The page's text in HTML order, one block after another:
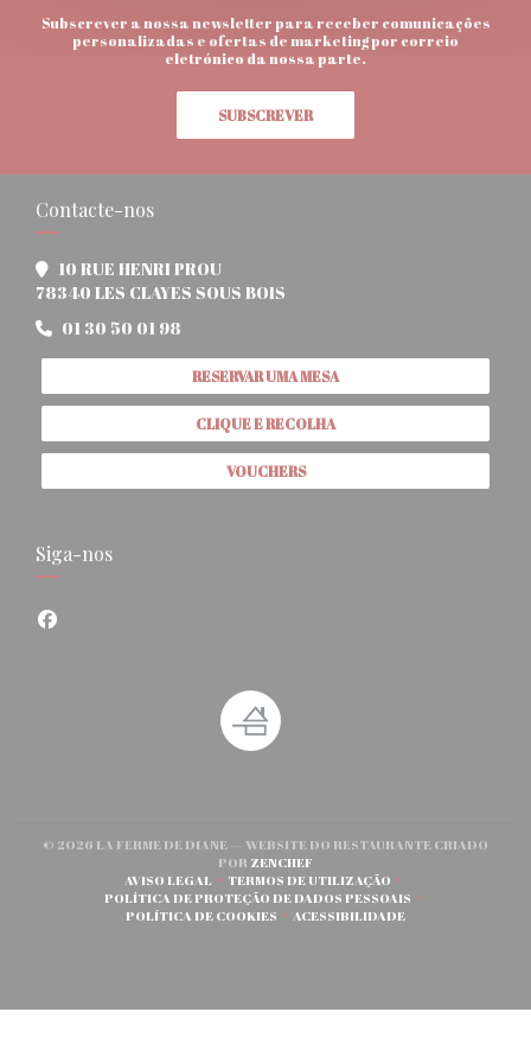
Subscrever a nossa newsletter para receber comunicações
personalizadas e ofertas de marketing por correio
eletrónico da nossa parte.
SUBSCREVER
Contacte-nos
10 RUE HENRI PROU
78340 LES CLAYES SOUS BOIS
01 30 50 01 98
RESERVAR UMA MESA
CLIQUE E RECOLHA
VOUCHERS
Siga-nos
Facebook ((abre numa nova janela))
© 2026 LA FERME DE DIANE — WEBSITE DO RESTAURANTE CRIADO
POR ZENCHEF
AVISO LEGAL((ABRE NUMA NOVA JANELA))
TERMOS DE UTILIZAÇÃO((ABRE NUMA NOVA JANELA))
POLÍTICA DE PROTEÇÃO DE DADOS PESSOAIS
((ABRE NUMA NOVA JANELA))
POLÍTICA DE COOKIES((ABRE NUMA NOVA JANELA))
ACESSIBILIDADE((ABRE NUMA NOVA